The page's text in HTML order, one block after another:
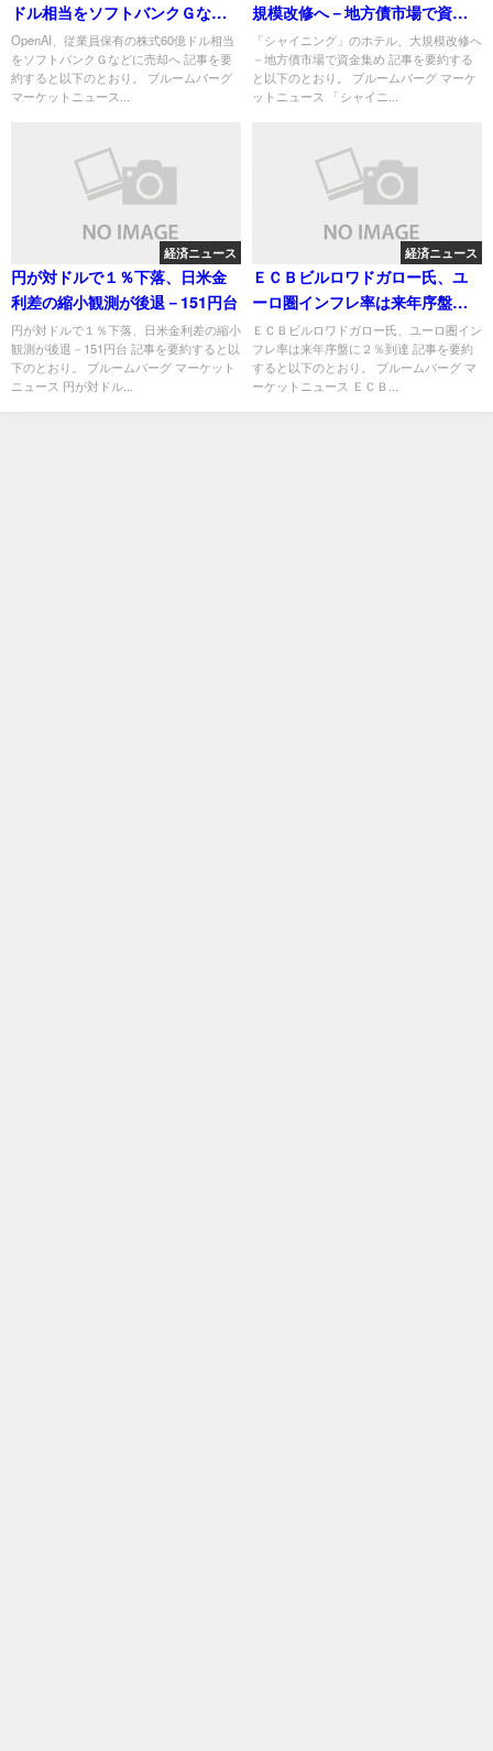
ドル相当をソフトバンクＧなど
に売却へ
OpenAI、従業員保有の株式60億ドル相当
をソフトバンクＧなどに売却へ 記事を要
約すると以下のとおり。 ブルームバーグ
マーケットニュース...
規模改修へ－地方債市場で資金
集め
「シャイニング」のホテル、大規模改修へ
－地方債市場で資金集め 記事を要約する
と以下のとおり。 ブルームバーグ マーケ
ットニュース 「シャイニ...
経済ニュース
円が対ドルで１％下落、日米金
利差の縮小観測が後退－151円台
円が対ドルで１％下落、日米金利差の縮小
観測が後退－151円台 記事を要約すると以
下のとおり。 ブルームバーグ マーケット
ニュース 円が対ドル...
経済ニュース
ＥＣＢビルロワドガロー氏、ユ
ーロ圏インフレ率は来年序盤に
２％到達
ＥＣＢビルロワドガロー氏、ユーロ圏イン
フレ率は来年序盤に２％到達 記事を要約
すると以下のとおり。 ブルームバーグ マ
ーケットニュース ＥＣＢ...